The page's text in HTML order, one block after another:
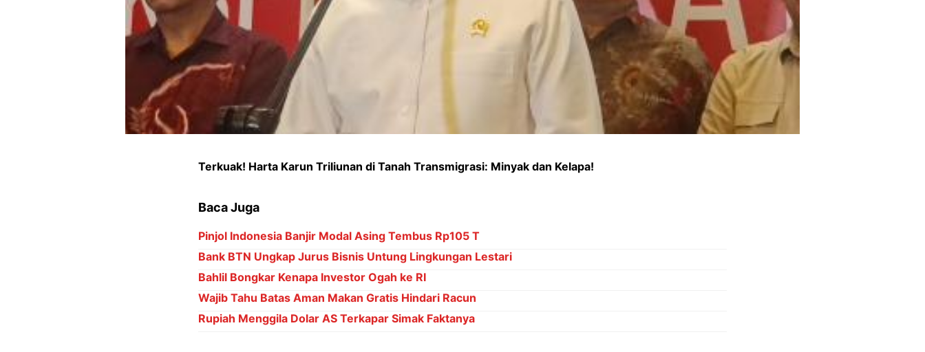
Terkuak! Harta Karun Triliunan di Tanah Transmigrasi: Minyak dan Kelapa!
Baca Juga
Pinjol Indonesia Banjir Modal Asing Tembus Rp105 T
Bank BTN Ungkap Jurus Bisnis Untung Lingkungan Lestari
Bahlil Bongkar Kenapa Investor Ogah ke RI
Wajib Tahu Batas Aman Makan Gratis Hindari Racun
Rupiah Menggila Dolar AS Terkapar Simak Faktanya